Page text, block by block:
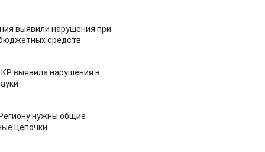
выявили нарушения при
средств
выявила нарушения в
нужны общие
цепочки